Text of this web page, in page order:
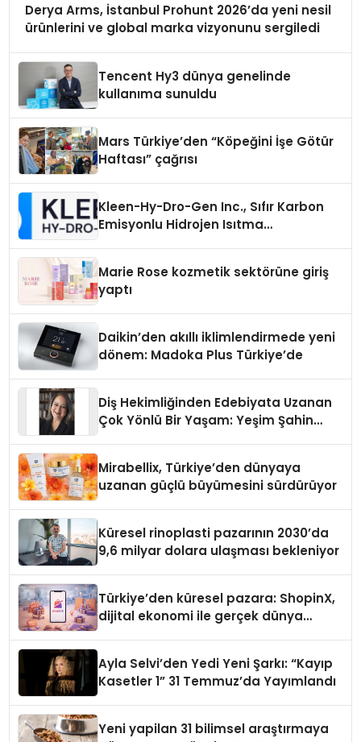
Derya Arms, İstanbul Prohunt 2026’da yeni nesil
ürünlerini ve global marka vizyonunu sergiledi
Tencent Hy3 dünya genelinde
kullanıma sunuldu
Mars Türkiye’den “Köpeğini İşe Götür
Haftası” çağrısı
Kleen-Hy-Dro-Gen Inc., Sıfır Karbon
Emisyonlu Hidrojen Isıtma
Marie Rose kozmetik sektörüne giriş
yaptı
Daikin’den akıllı iklimlendirmede yeni
dönem: Madoka Plus Türkiye’de
Diş Hekimliğinden Edebiyata Uzanan
Çok Yönlü Bir Yaşam: Yeşim Şahin
Mirabellix, Türkiye’den dünyaya
uzanan güçlü büyümesini sürdürüyor
Küresel rinoplasti pazarının 2030’da
9,6 milyar dolara ulaşması bekleniyor
Türkiye’den küresel pazara: ShopinX,
dijital ekonomi ile gerçek dünya
Ayla Selvi’den Yedi Yeni Şarkı: “Kayıp
Kasetler 1” 31 Temmuz’da Yayımlandı
Yeni yapilan 31 bilimsel araştırmaya